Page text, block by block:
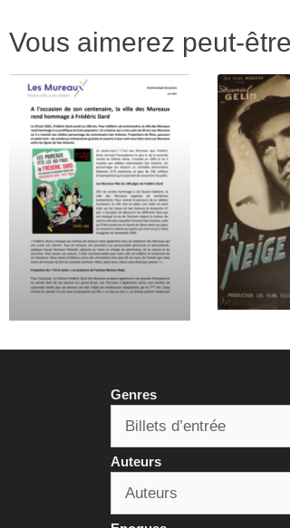
Vous aimerez peut-
Genres
Auteurs